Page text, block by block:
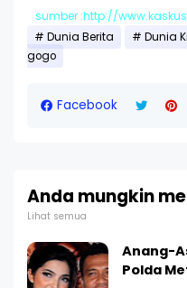
sumber :http://
Dunia Berita
Dunia
gogo
Facebook
Anda mungkin
Lihat semua
Anang-
Polda